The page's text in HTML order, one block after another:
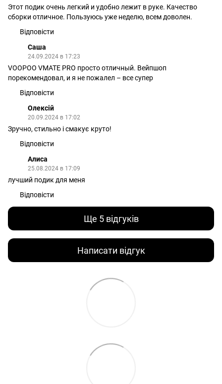
Этот подик очень легкий и удобно лежит в руке. Качество
сборки отличное. Пользуюсь уже неделю, всем доволен.
Відповісти
Саша
24.09.2024 в 17:23
VOOPOO VMATE PRO просто отличный. Вейпшоп
порекомендовал, и я не пожалел – все супер
Відповісти
Олексій
20.09.2024 в 17:02
Зручно, стильно і смакує круто!
Відповісти
Алиса
25.08.2024 в 17:09
лучший подик для меня
Відповісти
Ще 5 відгуків
Написати відгук